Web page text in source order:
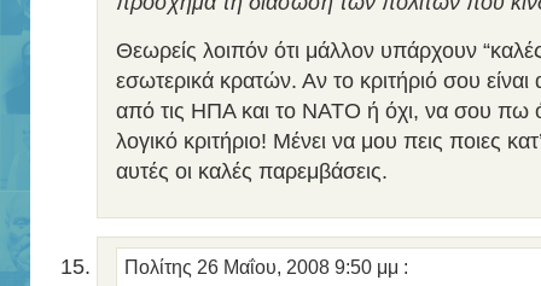
Θεωρείς λοιπόν ότι μάλλον υπάρχουν
εσωτερικά κρατών. Αν το κριτήριό σου
από τις ΗΠΑ και το ΝΑΤΟ ή όχι, να σου πω
λογικό κριτήριο! Μένει να μου πεις ποιες
αυτές οι καλές παρεμβάσεις.
Πολίτης 26 Μαΐου, 2008 9:50 μμ :